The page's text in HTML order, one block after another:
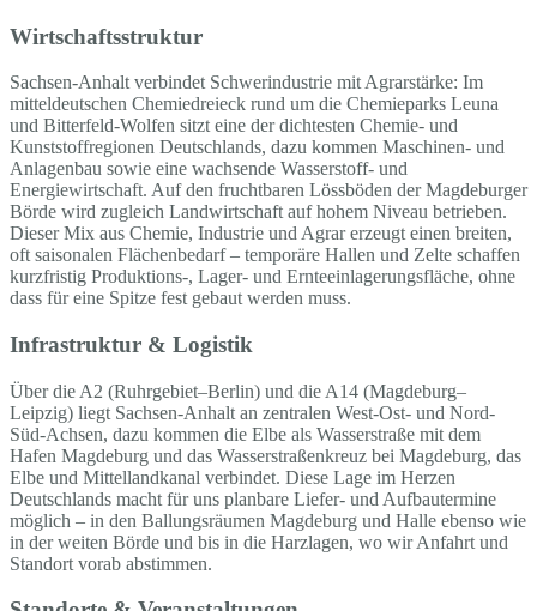
Wirtschaftsstruktur
Sachsen-Anhalt verbindet Schwerindustrie mit Agrarstärke: Im
mitteldeutschen Chemiedreieck rund um die Chemieparks Leuna
und Bitterfeld-Wolfen sitzt eine der dichtesten Chemie- und
Kunststoffregionen Deutschlands, dazu kommen Maschinen- und
Anlagenbau sowie eine wachsende Wasserstoff- und
Energiewirtschaft. Auf den fruchtbaren Lössböden der Magdeburger
Börde wird zugleich Landwirtschaft auf hohem Niveau betrieben.
Dieser Mix aus Chemie, Industrie und Agrar erzeugt einen breiten,
oft saisonalen Flächenbedarf – temporäre Hallen und Zelte schaffen
kurzfristig Produktions-, Lager- und Ernteeinlagerungsfläche, ohne
dass für eine Spitze fest gebaut werden muss.
Infrastruktur & Logistik
Über die A2 (Ruhrgebiet–Berlin) und die A14 (Magdeburg–
Leipzig) liegt Sachsen-Anhalt an zentralen West-Ost- und Nord-
Süd-Achsen, dazu kommen die Elbe als Wasserstraße mit dem
Hafen Magdeburg und das Wasserstraßenkreuz bei Magdeburg, das
Elbe und Mittellandkanal verbindet. Diese Lage im Herzen
Deutschlands macht für uns planbare Liefer- und Aufbautermine
möglich – in den Ballungsräumen Magdeburg und Halle ebenso wie
in der weiten Börde und bis in die Harzlagen, wo wir Anfahrt und
Standort vorab abstimmen.